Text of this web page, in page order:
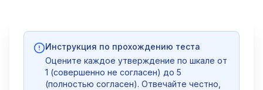
Инструкция по прохождению теста
Оцените каждое утверждение по шкале от
1 (совершенно не согласен) до 5
(полностью согласен). Отвечайте честно,